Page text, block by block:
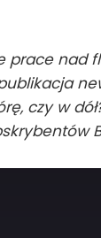
prace nad
czy w